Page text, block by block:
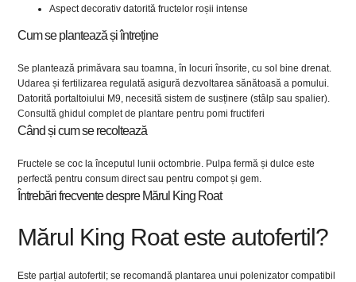
Aspect decorativ datorită fructelor roșii intense
Cum se plantează și întreține
Se plantează primăvara sau toamna, în locuri însorite, cu sol bine drenat.
Udarea și fertilizarea regulată asigură dezvoltarea sănătoasă a pomului.
Datorită portaltoiului M9, necesită sistem de susținere (stâlp sau spalier).
Consultă ghidul complet de plantare pentru pomi fructiferi
Când și cum se recoltează
Fructele se coc la începutul lunii octombrie. Pulpa fermă și dulce este
perfectă pentru consum direct sau pentru compot și gem.
Întrebări frecvente despre Mărul King Roat
Mărul King Roat este autofertil?
Este parțial autofertil; se recomandă plantarea unui polenizator compatibil